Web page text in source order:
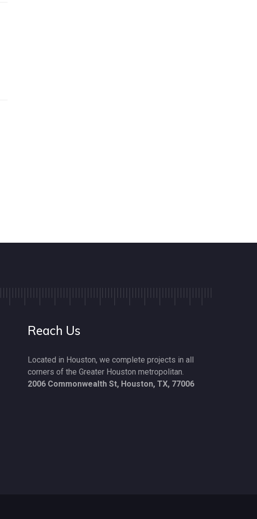
Reach Us
Located in Houston, we complete projects in all
corners of the Greater Houston metropolitan.
2006 Commonwealth St, Houston, TX, 77006